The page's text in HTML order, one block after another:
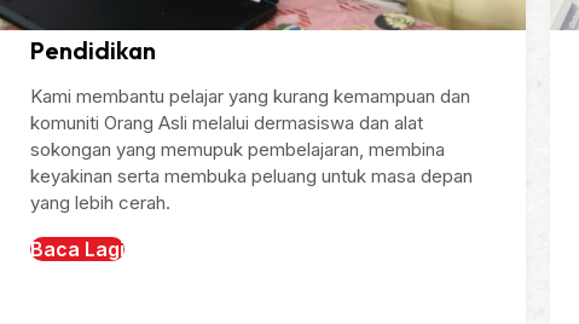
Pendidikan
Kami membantu pelajar yang kurang kemampuan dan
komuniti Orang Asli melalui dermasiswa dan alat
sokongan yang memupuk pembelajaran, membina
keyakinan serta membuka peluang untuk masa depan
yang lebih cerah.
Baca Lagi